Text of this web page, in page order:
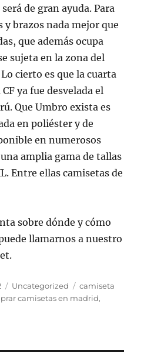
de gran ayuda. Para
y brazos nada mejor que
que además ocupa
sujeta en la zona del
cierto es que la cuarta
ya fue desvelada el
Que Umbro exista es
en poliéster y de
en numerosos
amplia gama de tallas
Entre ellas camisetas de
sobre dónde y cómo
llamarnos a nuestro
Categorías
Uncategorized Etiquetas
camiseta
camisetas en madrid,